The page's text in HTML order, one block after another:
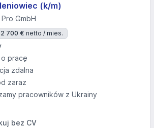
(k/m)
GmbH
700 € netto / mies.
pracę
zdalna
zaraz
pracowników z Ukrainy
bez CV